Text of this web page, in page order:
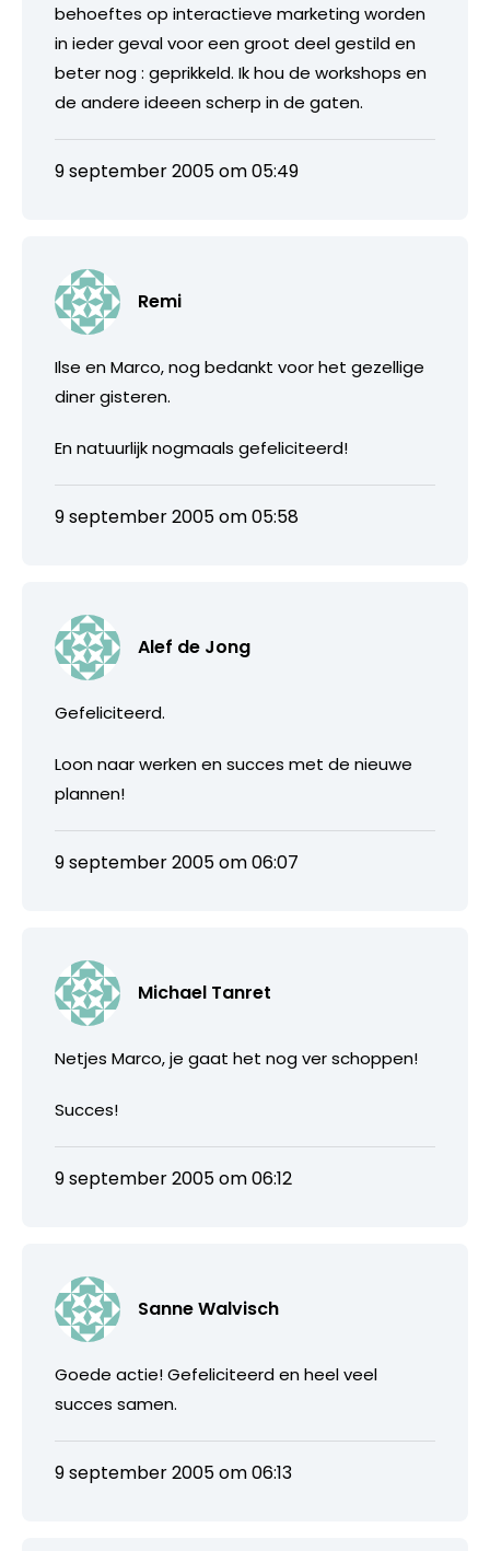
behoeftes op interactieve marketing worden
in ieder geval voor een groot deel gestild en
beter nog : geprikkeld. Ik hou de workshops en
de andere ideeen scherp in de gaten.
9 september 2005 om 05:49
Remi
Ilse en Marco, nog bedankt voor het gezellige
diner gisteren.
En natuurlijk nogmaals gefeliciteerd!
9 september 2005 om 05:58
Alef de Jong
Gefeliciteerd.
Loon naar werken en succes met de nieuwe
plannen!
9 september 2005 om 06:07
Michael Tanret
Netjes Marco, je gaat het nog ver schoppen!
Succes!
9 september 2005 om 06:12
Sanne Walvisch
Goede actie! Gefeliciteerd en heel veel
succes samen.
9 september 2005 om 06:13